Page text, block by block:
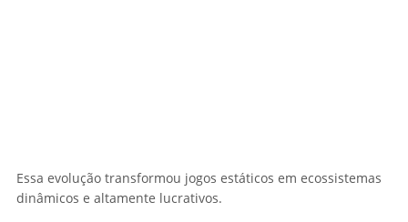
Essa evolução transformou jogos estáticos em ecossistemas
dinâmicos e altamente lucrativos.